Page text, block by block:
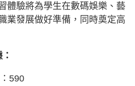
體驗將為學生在數碼娛樂、藝
業發展做好準備，同時奠定高
590